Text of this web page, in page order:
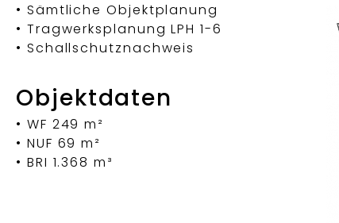
• Sämtliche Objektplanung
• Tragwerksplanung LPH 1-6
• Schallschutznachweis
Objektdaten
• WF 249 m²
• NUF 69 m²
• BRI 1.368 m³